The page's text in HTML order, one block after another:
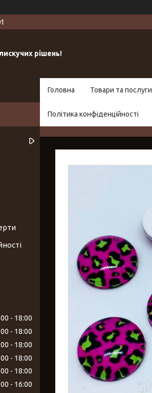
рішень!
Головна Товари та послуги
Політика конфіденційності
18:00
18:00
18:00
18:00
18:00
16:00